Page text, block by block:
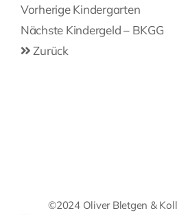
Vorherige
Post
Vorherige Kindergarten
Nächste
Post
Nächste Kindergeld – BKGG
Zurück
©2024 Oliver Bletgen &